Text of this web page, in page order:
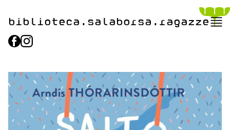
biblioteca.​salaborsa.ragazze